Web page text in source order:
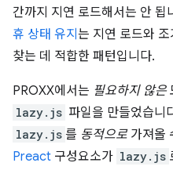
간까지 지연 로드해서는 안 됩
휴 상태 유지 는 지연 로드와
찾는 데 적합한 패턴입니다.
PROXX에서는 필요하지 않은
lazy.js 파일을 만들었습니
lazy.js 를 동적으로가져올
Preact 구성요소가 lazy.js